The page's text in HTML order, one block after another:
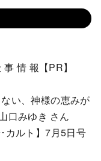
情 報【PR】
い、神様の恵みが
口みゆき さん
カルト】7月5日号